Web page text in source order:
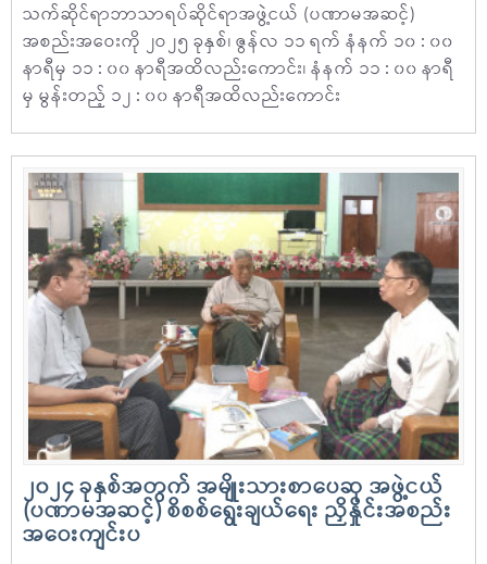
သက်ဆိုင်ရာဘာသာရပ်ဆိုင်ရာအဖွဲ့ငယ် (ပဏာမအဆင့်)
အစည်းအဝေးကို ၂ဝ၂၅ ခုနှစ်၊ ဇွန်လ ၁၁ ရက် နံနက် ၁၀ : ၀၀
နာရီမှ ၁၁ : ၀၀ နာရီအထိလည်းကောင်း၊ နံနက် ၁၁ : ၀၀ နာရီ
မှ မွန်းတည့် ၁၂ : ၀၀ နာရီအထိလည်းကောင်း
၂၀၂၄ ခုနှစ်အတွက် အမျိုးသားစာပေဆု အဖွဲ့ငယ်
(ပဏာမအဆင့်) စိစစ်ရွေးချယ်ရေး ညှိနှိုင်းအစည်း
အဝေးကျင်းပ